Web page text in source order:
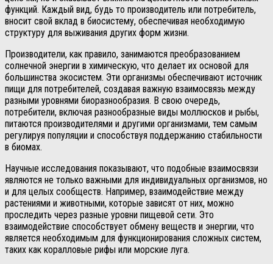
функций. Каждый вид, будь то производитель или потребитель,
вносит свой вклад в биосистему, обеспечивая необходимую
структуру для выживания других форм жизни.
Производители, как правило, занимаются преобразованием
солнечной энергии в химическую, что делает их основой для
большинства экосистем. Эти организмы обеспечивают источник
пищи для потребителей, создавая важную взаимосвязь между
разными уровнями биоразнообразия. В свою очередь,
потребители, включая разнообразные виды моллюсков и рыбы,
питаются производителями и другими организмами, тем самым
регулируя популяции и способствуя поддержанию стабильности
в биомах.
Научные исследования показывают, что подобные взаимосвязи
являются не только важными для индивидуальных организмов, но
и для целых сообществ. Например, взаимодействие между
растениями и животными, которые зависят от них, можно
проследить через разные уровни пищевой сети. Это
взаимодействие способствует обмену веществ и энергии, что
является необходимым для функционирования сложных систем,
таких как коралловые рифы или морские луга.